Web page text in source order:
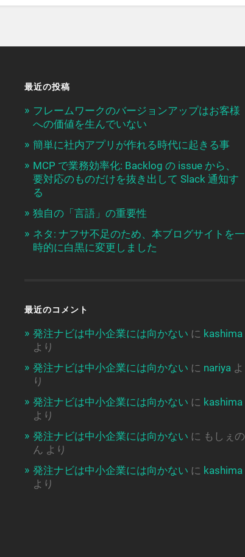
最近の投稿
フレームワークのバージョンアップはお客様
への価値を生んでいない
簡単に社内アプリが作れる時代に起きる事
MCP で業務効率化: Backlog の issue から、
要対応のものだけを抜き出して Slack 通知す
る
独自の「言語」の重要性
ネタ: ナフサ不足のため、本ブログサイトを一
時的に白黒に変更しました
最近のコメント
発注ナビは中小企業には向かない に kashima
より
発注ナビは中小企業には向かない に nariyaよ
り
発注ナビは中小企業には向かない に kashima
より
発注ナビは中小企業には向かない に もしぇの
ん より
発注ナビは中小企業には向かない に kashima
より